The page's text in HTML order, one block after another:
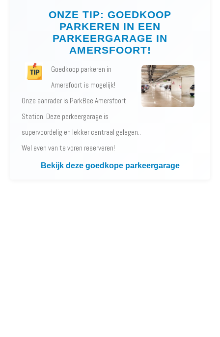
ONZE TIP: GOEDKOOP
PARKEREN IN EEN
PARKEERGARAGE IN
AMERSFOORT!
Goedkoop parkeren in
Amersfoort is mogelijk!
Onze aanrader is ParkBee Amersfoort
Station. Deze parkeergarage is
supervoordelig en lekker centraal gelegen..
Wel even van te voren reserveren!
Bekijk deze goedkope parkeergarage